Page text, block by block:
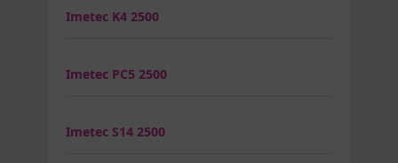
Imetec K4 2500
Imetec PC5 2500
Imetec S14 2500